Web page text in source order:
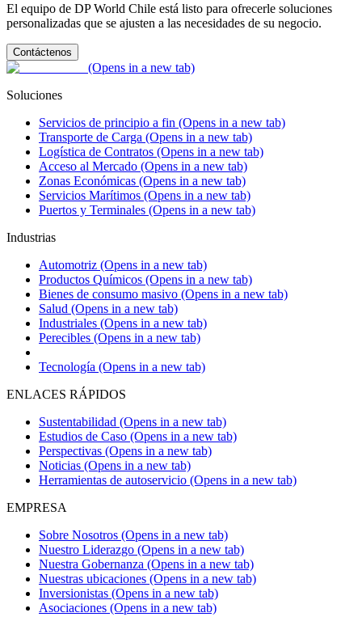
El equipo de DP World Chile está listo para ofrecerle soluciones
personalizadas que se ajusten a las necesidades de su negocio.
Contáctenos
(Opens in a new tab)
Soluciones
Servicios de principio a fin (Opens in a new tab)
Transporte de Carga (Opens in a new tab)
Logística de Contratos (Opens in a new tab)
Acceso al Mercado (Opens in a new tab)
Zonas Económicas (Opens in a new tab)
Servicios Marítimos (Opens in a new tab)
Puertos y Terminales (Opens in a new tab)
Industrias
Automotriz (Opens in a new tab)
Productos Químicos (Opens in a new tab)
Bienes de consumo masivo (Opens in a new tab)
Salud (Opens in a new tab)
Industriales (Opens in a new tab)
Perecibles (Opens in a new tab)
Tecnología (Opens in a new tab)
ENLACES RÁPIDOS
Sustentabilidad (Opens in a new tab)
Estudios de Caso (Opens in a new tab)
Perspectivas (Opens in a new tab)
Noticias (Opens in a new tab)
Herramientas de autoservicio (Opens in a new tab)
EMPRESA
Sobre Nosotros (Opens in a new tab)
Nuestro Liderazgo (Opens in a new tab)
Nuestra Gobernanza (Opens in a new tab)
Nuestras ubicaciones (Opens in a new tab)
Inversionistas (Opens in a new tab)
Asociaciones (Opens in a new tab)